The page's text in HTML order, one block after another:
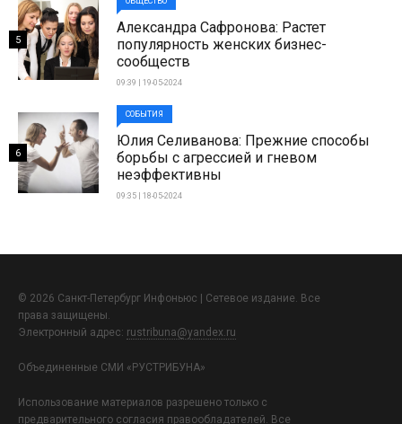
Александра Сафронова: Растет
популярность женских бизнес-
сообществ
09:39 | 19-05-2024
5
СОБЫТИЯ
Юлия Селиванова: Прежние способы
борьбы с агрессией и гневом
неэффективны
09:35 | 18-05-2024
6
© 2026 Санкт-Петербург Инфоньюс | Сетевое издание. Все
права защищены.
Электронный адрес: rustribuna@yandex.ru
Объединенные СМИ «РУСТРИБУНА»
Использование материалов разрешено только с
предварительного согласия правообладателей. Все